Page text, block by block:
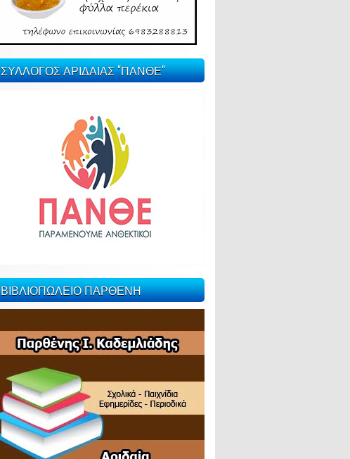
ΣΥΛΛΟΓΟΣ ΑΡΙΔΑΙΑΣ "ΠΑΝΘΕ"
ΒΙΒΛΙΟΠΩΛΕΙΟ ΠΑΡΘΕΝΗ